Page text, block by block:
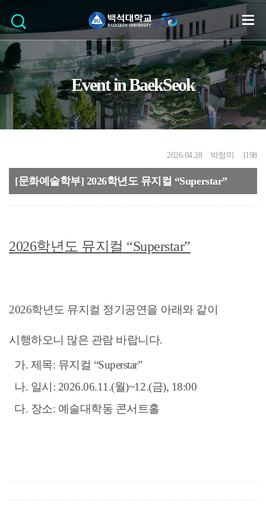
Event in BaekSeok
2026.04.28 박정미 1198
[문화예술학부] 2026학년도 뮤지컬 “Superstar”
2026학년도 뮤지컬 “Superstar”
2026학년도 뮤지컬 정기공연을 아래와 같이
시행하오니 많은 관람 바랍니다.
가. 제목: 뮤지컬 “Superstar”
나. 일시: 2026.06.11.(월)~12.(금), 18:00
다. 장소: 예술대학동 콘서트홀